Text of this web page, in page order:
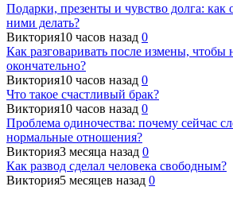
Подарки, презенты и чувство долга: как
ними делать?
Виктория10 часов назад 0
Как разговаривать после измены, чтобы
окончательно?
Виктория10 часов назад 0
Что такое счастливый брак?
Виктория10 часов назад 0
Проблема одиночества: почему сейчас
нормальные отношения?
Виктория3 месяца назад 0
Как развод сделал человека свободным?
Виктория5 месяцев назад 0